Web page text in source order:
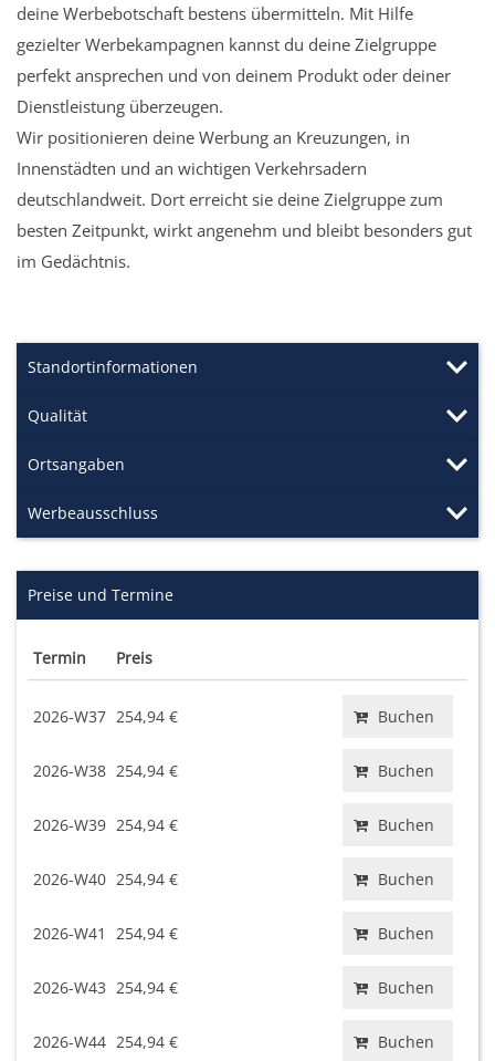
deine Werbebotschaft bestens übermitteln. Mit Hilfe
gezielter Werbekampagnen kannst du deine Zielgruppe
perfekt ansprechen und von deinem Produkt oder deiner
Dienstleistung überzeugen.
Wir positionieren deine Werbung an Kreuzungen, in
Innenstädten und an wichtigen Verkehrsadern
deutschlandweit. Dort erreicht sie deine Zielgruppe zum
besten Zeitpunkt, wirkt angenehm und bleibt besonders gut
im Gedächtnis.
Standortinformationen
Qualität
Ortsangaben
Werbeausschluss
Preise und Termine
Termin Preis
2026-W37 254,94 € Buchen
2026-W38 254,94 € Buchen
2026-W39 254,94 € Buchen
2026-W40 254,94 € Buchen
2026-W41 254,94 € Buchen
2026-W43 254,94 € Buchen
2026-W44 254,94 € Buchen